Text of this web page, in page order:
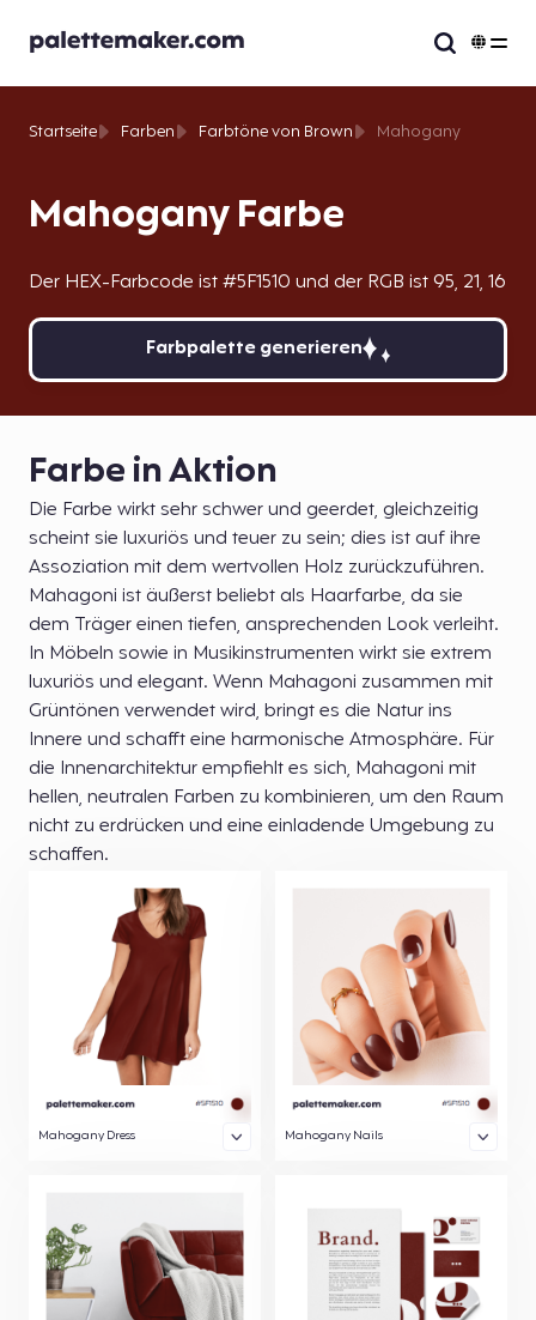
Mahogany Farbe
Der HEX-Farbcode ist #5F1510 und der RGB ist 95, 21, 16
Startseite Farben Farbtöne von Brown Mahogany
Farbpalette generieren
Farbe in Aktion
Die Farbe wirkt sehr schwer und geerdet, gleichzeitig
scheint sie luxuriös und teuer zu sein; dies ist auf ihre
Assoziation mit dem wertvollen Holz zurückzuführen.
Mahagoni ist äußerst beliebt als Haarfarbe, da sie
dem Träger einen tiefen, ansprechenden Look verleiht.
In Möbeln sowie in Musikinstrumenten wirkt sie extrem
luxuriös und elegant. Wenn Mahagoni zusammen mit
Grüntönen verwendet wird, bringt es die Natur ins
Innere und schafft eine harmonische Atmosphäre. Für
die Innenarchitektur empfiehlt es sich, Mahagoni mit
hellen, neutralen Farben zu kombinieren, um den Raum
nicht zu erdrücken und eine einladende Umgebung zu
schaffen.
Mahogany Dress Mahogany Nails